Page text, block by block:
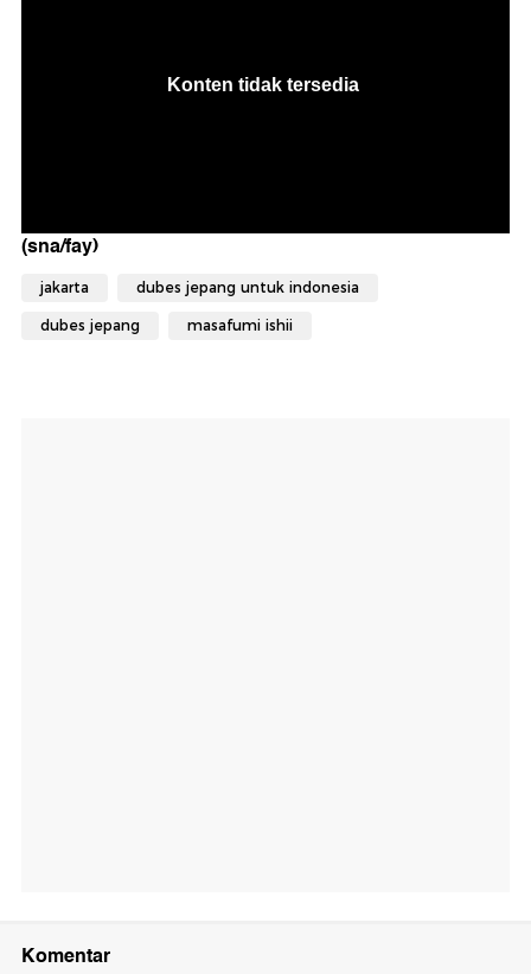
(sna/fay)
jakarta dubes jepang untuk indonesia
dubes jepang masafumi ishii
Komentar